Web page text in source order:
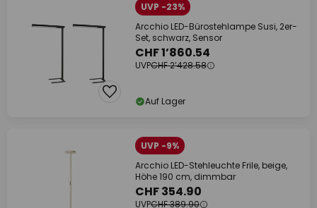
UVP -23%
Arcchio LED-Bürostehlampe Susi, 2er-
Set, schwarz, Sensor
CHF 1’860.54
UVPCHF 2’428.58
Auf Lager
UVP -9%
Arcchio LED-Stehleuchte Frile, beige,
Höhe 190 cm, dimmbar
CHF 354.90
UVPCHF 389.90